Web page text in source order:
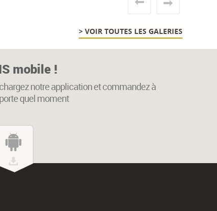
> VOIR TOUTES LES GALERIES
mobile !
notre application et commandez à
quel moment